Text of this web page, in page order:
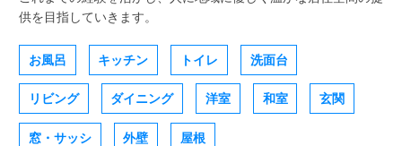
供を目指していきます。
お風呂 キッチン トイレ 洗面台
リビング ダイニング 洋室 和室 玄関
窓・サッシ 外壁 屋根